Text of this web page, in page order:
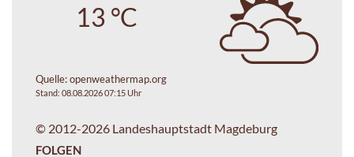
13 °C
Quelle:openweathermap.org
Stand: 08.08.2026 07:15 Uhr
© 2012-2026 Landeshauptstadt Magdeburg
FOLGEN